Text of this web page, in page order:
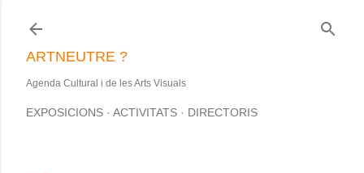
ARTNEUTRE ?
Agenda Cultural i de les Arts Visuals
EXPOSICIONS ACTIVITATS DIRECTORIS